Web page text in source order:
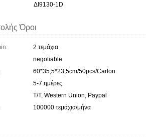
ΔΙ9130-1D
Όροι
2 τεμάχια
negotiable
60*35,5*23,5cm/50pcs/Carton
5-7 ημέρες
Τ/Τ, Western Union, Paypal
100000 τεμάχια/μήνα